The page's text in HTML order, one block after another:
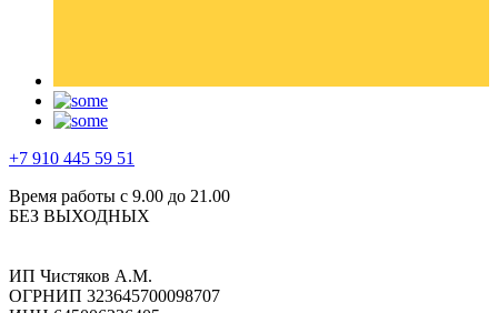
+7 910 445 59 51
Время работы с 9.00 до 21.00
БЕЗ ВЫХОДНЫХ
ИП Чистяков А.М.
ОГРНИП 323645700098707